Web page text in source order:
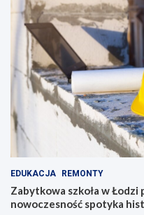
EDUKACJA REMONTY
Zabytkowa szkoła w
nowoczesność spotyka